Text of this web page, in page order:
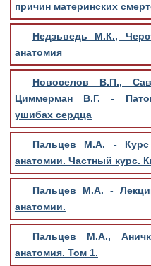
причин материнских
Недзьведь М.К.,
анатомия
Новоселов В.П.,
Циммерман В.Г. -
ушибах сердца
Пальцев М.А. - Курс
анатомии. Частный курс.
Пальцев М.А. -
анатомии.
Пальцев М.А.,
анатомия. Том 1.